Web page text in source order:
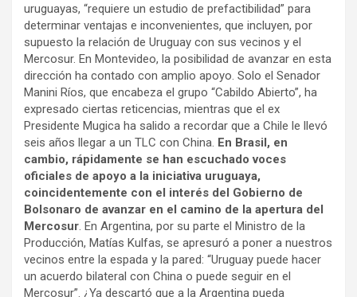
uruguayas, “requiere un estudio de prefactibilidad” para
determinar ventajas e inconvenientes, que incluyen, por
supuesto la relación de Uruguay con sus vecinos y el
Mercosur. En Montevideo, la posibilidad de avanzar en esta
dirección ha contado con amplio apoyo. Solo el Senador
Manini Ríos, que encabeza el grupo “Cabildo Abierto”, ha
expresado ciertas reticencias, mientras que el ex
Presidente Mugica ha salido a recordar que a Chile le llevó
seis años llegar a un TLC con China. En Brasil, en
cambio, rápidamente se han escuchado voces
oficiales de apoyo a la iniciativa uruguaya,
coincidentemente con el interés del Gobierno de
Bolsonaro de avanzar en el camino de la apertura del
Mercosur. En Argentina, por su parte el Ministro de la
Producción, Matías Kulfas, se apresuró a poner a nuestros
vecinos entre la espada y la pared: “Uruguay puede hacer
un acuerdo bilateral con China o puede seguir en el
Mercosur”. ¿Ya descartó que a la Argentina pueda